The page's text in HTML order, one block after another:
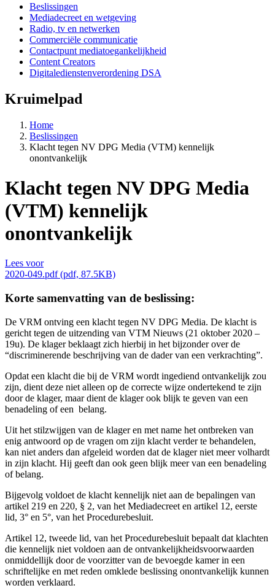
Beslissingen
Mediadecreet en wetgeving
Radio, tv en netwerken
Commerciële communicatie
Contactpunt mediatoegankelijkheid
Content Creators
Digitaledienstenverordening DSA
Kruimelpad
Home
Beslissingen
Klacht tegen NV DPG Media (VTM) kennelijk
onontvankelijk
Klacht tegen NV DPG Media
(VTM) kennelijk
onontvankelijk
Lees voor
2020-049.pdf (pdf, 87.5KB)
Korte samenvatting van de beslissing:
De VRM ontving een klacht tegen NV DPG Media. De klacht is
gericht tegen de uitzending van VTM Nieuws (21 oktober 2020 –
19u). De klager beklaagt zich hierbij in het bijzonder over de
“discriminerende beschrijving van de dader van een verkrachting”.
Opdat een klacht die bij de VRM wordt ingediend ontvankelijk zou
zijn, dient deze niet alleen op de correcte wijze ondertekend te zijn
door de klager, maar dient de klager ook blijk te geven van een
benadeling of een belang.
Uit het stilzwijgen van de klager en met name het ontbreken van
enig antwoord op de vragen om zijn klacht verder te behandelen,
kan niet anders dan afgeleid worden dat de klager niet meer volhardt
in zijn klacht. Hij geeft dan ook geen blijk meer van een benadeling
of belang.
Bijgevolg voldoet de klacht kennelijk niet aan de bepalingen van
artikel 219 en 220, § 2, van het Mediadecreet en artikel 12, eerste
lid, 3° en 5°, van het Procedurebesluit.
Artikel 12, tweede lid, van het Procedurebesluit bepaalt dat klachten
die kennelijk niet voldoen aan de ontvankelijkheidsvoorwaarden
onmiddellijk door de voorzitter van de bevoegde kamer in een
schriftelijke en met reden omklede beslissing onontvankelijk kunnen
worden verklaard.